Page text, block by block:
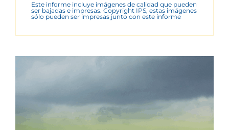
Este informe incluye imágenes de calidad que pueden
ser bajadas e impresas. Copyright IPS, estas imágenes
sólo pueden ser impresas junto con este informe